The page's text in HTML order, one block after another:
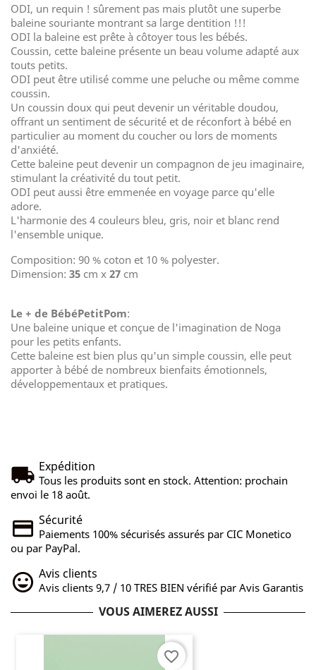
ODI, un requin ! sûrement pas mais plutôt une superbe
baleine souriante montrant sa large dentition !!!
ODI la baleine est prête à côtoyer tous les bébés.
Coussin, cette baleine présente un beau volume adapté aux
touts petits.
ODI peut être utilisé comme une peluche ou même comme
coussin.
Un coussin doux qui peut devenir un véritable doudou,
offrant un sentiment de sécurité et de réconfort à bébé en
particulier au moment du coucher ou lors de moments
d'anxiété.
Cette baleine peut devenir un compagnon de jeu imaginaire,
stimulant la créativité du tout petit.
ODI peut aussi être emmenée en voyage parce qu'elle
adore.
L'harmonie des 4 couleurs bleu, gris, noir et blanc rend
l'ensemble unique.
Composition: 90 % coton et 10 % polyester.
Dimension: 35 cm x 27 cm
Le + de BébéPetitPom:
Une baleine unique et conçue de l'imagination de Noga
pour les petits enfants.
Cette baleine est bien plus qu'un simple coussin, elle peut
apporter à bébé de nombreux bienfaits émotionnels,
développementaux et pratiques.
Expédition
Tous les produits sont en stock. Attention: prochain
envoi le 18 août.
Sécurité
Paiements 100% sécurisés assurés par CIC Monetico
ou par PayPal.
Avis clients
Avis clients 9,7 / 10 TRES BIEN vérifié par Avis Garantis
VOUS AIMEREZ AUSSI
favorite_border